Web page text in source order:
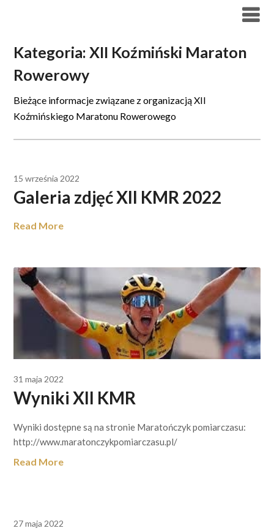
Kategoria:XII Koźmiński Maraton
Rowerowy
Bieżące informacje związane z organizacją XII
Koźmińskiego Maratonu Rowerowego
15 września 2022
Galeria zdjęć XII KMR 2022
Read More
31 maja 2022
Wyniki XII KMR
Wyniki dostępne są na stronie Maratończyk pomiarczasu:
http://www.maratonczykpomiarczasu.pl/
Read More
27 maja 2022